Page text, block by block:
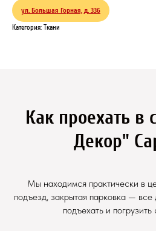
ул. Большая Горная, д. 336
Категория: Ткани
Как проехать в
Декор"
Мы находимся практически в
подъезд, закрытая парковка — все
подъехать и погрузить